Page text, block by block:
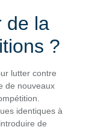
de la
?
lutter contre
de nouveaux
identiques à
de